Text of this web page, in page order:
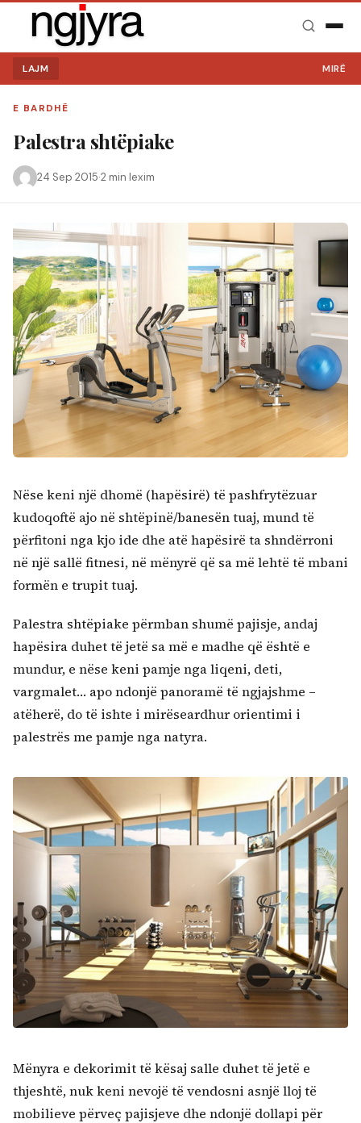
Kërko:
LAJM MIRË SE
E BARDHË
Palestra shtëpiake
24 Sep 2015·2 min lexim
Nëse keni një dhomë (hapësirë) të pashfrytëzuar
kudoqoftë ajo në shtëpinë/banesën tuaj, mund të
përfitoni nga kjo ide dhe atë hapësirë ta shndërroni
në një sallë fitnesi, në mënyrë që sa më lehtë të mbani
formën e trupit tuaj.
Palestra shtëpiake përmban shumë pajisje, andaj
hapësira duhet të jetë sa më e madhe që është e
mundur, e nëse keni pamje nga liqeni, deti,
vargmalet… apo ndonjë panoramë të ngjajshme –
atëherë, do të ishte i mirëseardhur orientimi i
palestrës me pamje nga natyra.
Mënyra e dekorimit të kësaj salle duhet të jetë e
thjeshtë, nuk keni nevojë të vendosni asnjë lloj të
mobilieve përveç pajisjeve dhe ndonjë dollapi për